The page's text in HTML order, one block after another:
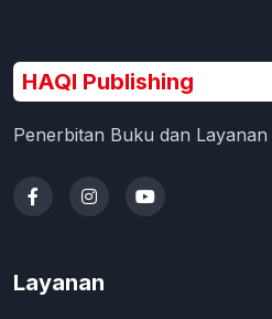
HAQI Publishing
Penerbitan Buku dan Layanan
Layanan